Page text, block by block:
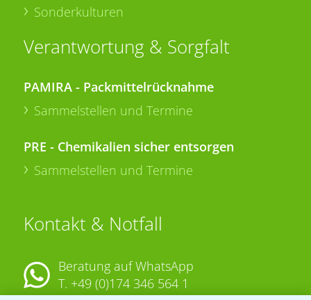
Sonderkulturen
Verantwortung & Sorgfalt
PAMIRA - Packmittelrücknahme
Sammelstellen und Termine
PRE - Chemikalien sicher entsorgen
Sammelstellen und Termine
Kontakt & Notfall
Beratung auf WhatsApp
T. +49 (0)174 346 564 1